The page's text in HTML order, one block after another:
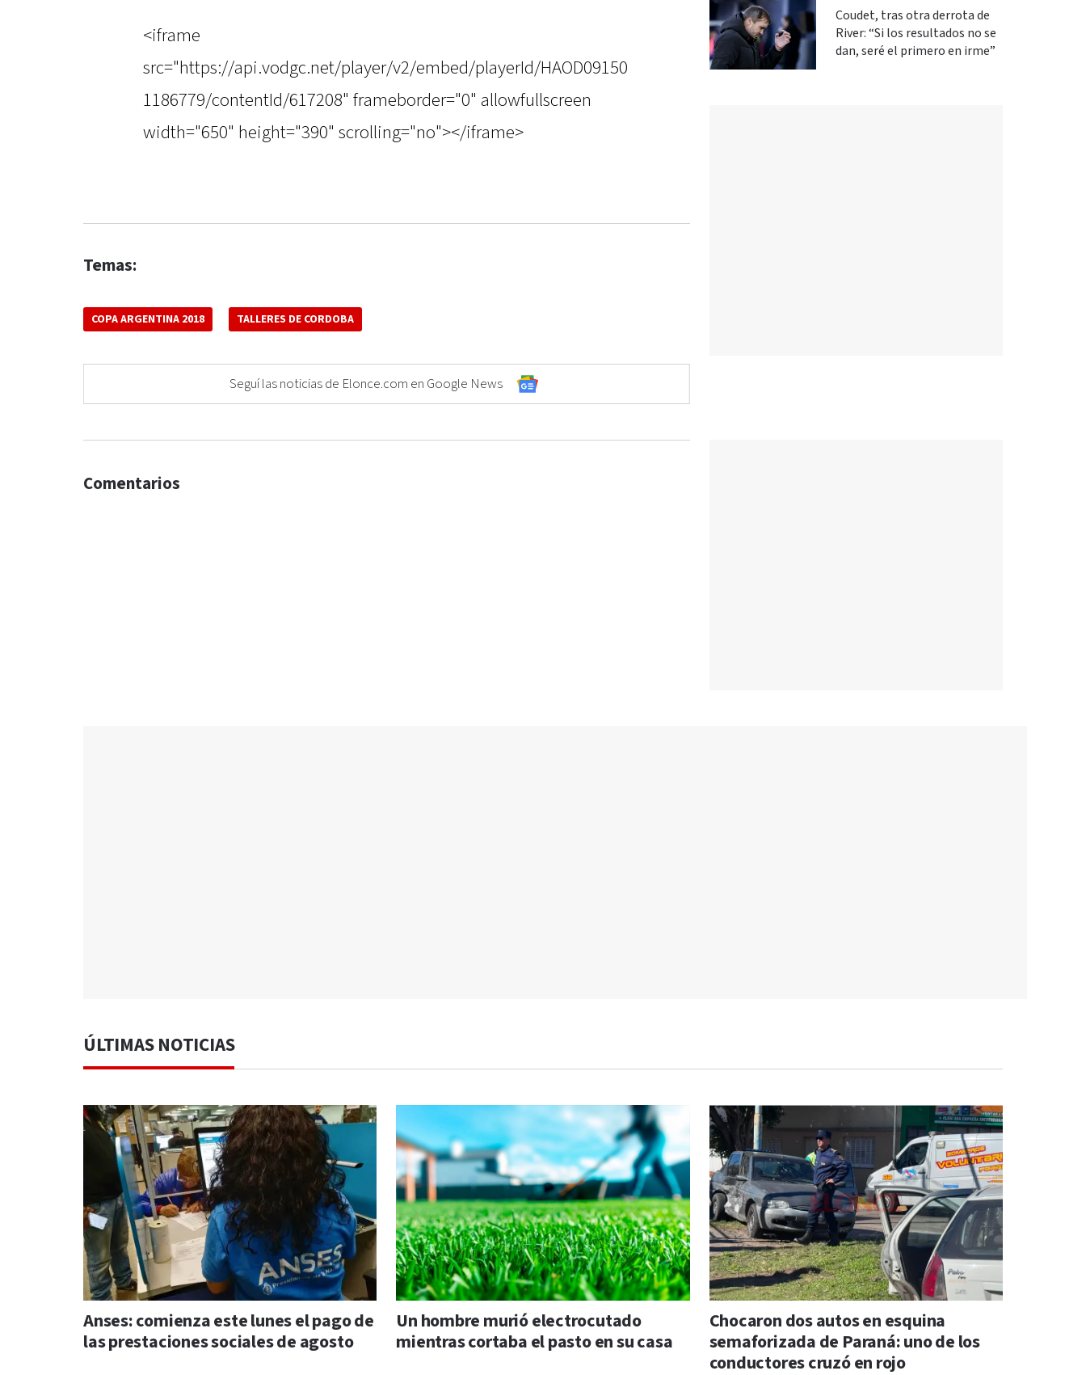
<iframe
src="https://api.vodgc.net/player/v2/embed/playerId/HAOD09150
1186779/contentId/617208" frameborder="0" allowfullscreen
width="650" height="390" scrolling="no"></iframe>
Temas:
COPA ARGENTINA 2018 TALLERES DE CORDOBA
Seguí las noticias de Elonce.com en Google News
Coudet, tras otra derrota de
River: “Si los resultados no se
dan, seré el primero en irme”
Comentarios
ÚLTIMAS NOTICIAS
Anses: comienza este lunes el pago de
las prestaciones sociales de agosto
Un hombre murió electrocutado
mientras cortaba el pasto en su casa
Chocaron dos autos en esquina
semaforizada de Paraná: uno de los
conductores cruzó en rojo